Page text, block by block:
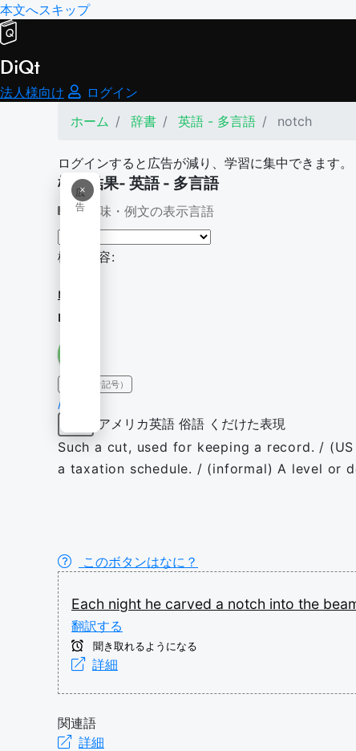
本文へスキップ
DiQt
法人様向け
ログイン
ホーム
辞書 英語 - 多言語 notch
ログインすると広告が減り、学習に集中できます。
×
広
告
検索結果- 英語 - 多言語
意味・例文の表示言語
検索内容:
notch
notch
IPA（発音記号）
/nɒtʃ/
アメリカ英語 俗語 くだけた表現
Such a cut, used for keeping a record. /
a taxation schedule. / (informal) A level or
このボタンはなに？
Each night he carved a notch into the
翻訳する
聞き取れるようになる
詳細
関連語
詳細